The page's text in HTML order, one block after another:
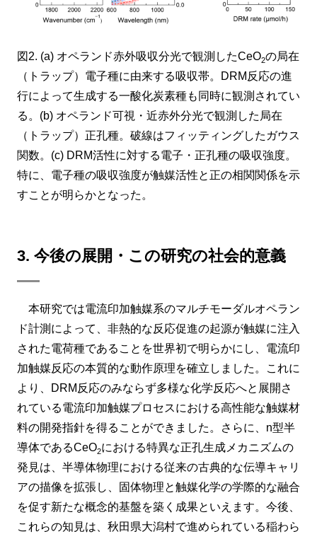
図2. (a) オペランド赤外吸収分光で観測したCeO2の局在
（トラップ）電子種に由来する吸収帯。DRM反応の進
行によって生成する一酸化炭素種も同時に観測されてい
る。(b) オペランド可視・近赤外分光で観測した局在
（トラップ）正孔種。破線はフィッティングしたガウス
関数。(c) DRM活性に対する電子・正孔種の吸収強度。
特に、電子種の吸収強度が触媒活性と正の相関関係を示
すことが明らかとなった。
3. 今後の展開・この研究の社会的意義
本研究では電流印加触媒系のマルチモーダルオペラン
ド計測によって、非熱的な反応促進の起源が触媒に注入
された電荷種であることを世界初で明らかにし、電流印
加触媒反応の本質的な動作原理を確立しました。これに
より、DRM反応のみならず多様な化学反応へと展開さ
れている電流印加触媒プロセスにおける高性能な触媒材
料の開発指針を得ることができました。さらに、n型半
導体であるCeO2における特異な正孔生成メカニズムの
発見は、半導体物理における従来の古典的な伝導キャリ
アの描像を拡張し、固体物理と触媒化学の学際的な融合
を促す新たな概念的基盤を築く成果といえます。今後、
これらの知見は、秋田県大潟村で進められている稲わら